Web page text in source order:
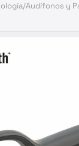
/Audífonos y